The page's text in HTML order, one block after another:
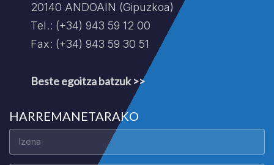
20140 ANDOAIN (Gipuzkoa)
Tel.: (+34) 943 59 12 00
Fax: (+34) 943 59 30 51
Beste egoitza batzuk >>
HARREMANETARAKO